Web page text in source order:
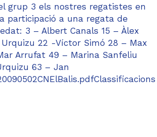
grup 3 els nostres regatistes en
participació a una regata de
3 – Albert Canals 15 – Àlex
22 -Víctor Simó 28 – Max
Arrufat 49 – Marina Sanfeliu
63 – Jan